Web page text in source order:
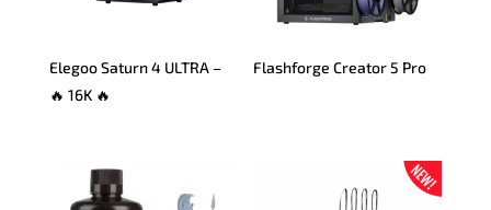
Elegoo Saturn 4 ULTRA –
🔥 16K 🔥
Flashforge Creator 5 Pro